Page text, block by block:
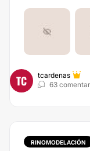
TC
tcardenas
63
RINOMODELACIÓN